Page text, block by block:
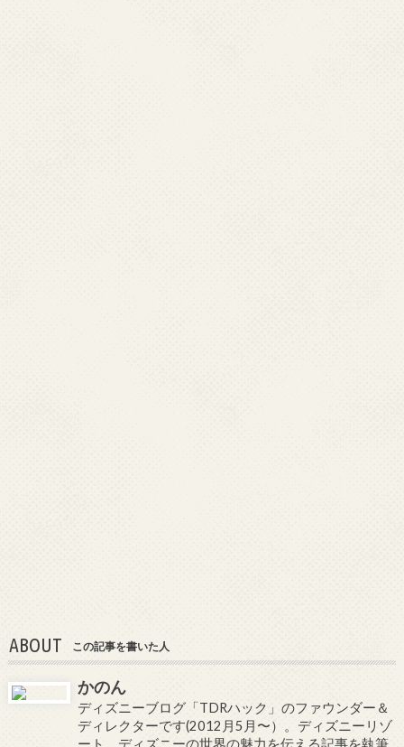
ABOUT この記事を書いた人
かのん
ディズニーブログ「TDRハック」のファウンダー＆
ディレクターです(2012月5月〜）。ディズニーリゾ
ート、ディズニーの世界の魅力を伝える記事を執筆